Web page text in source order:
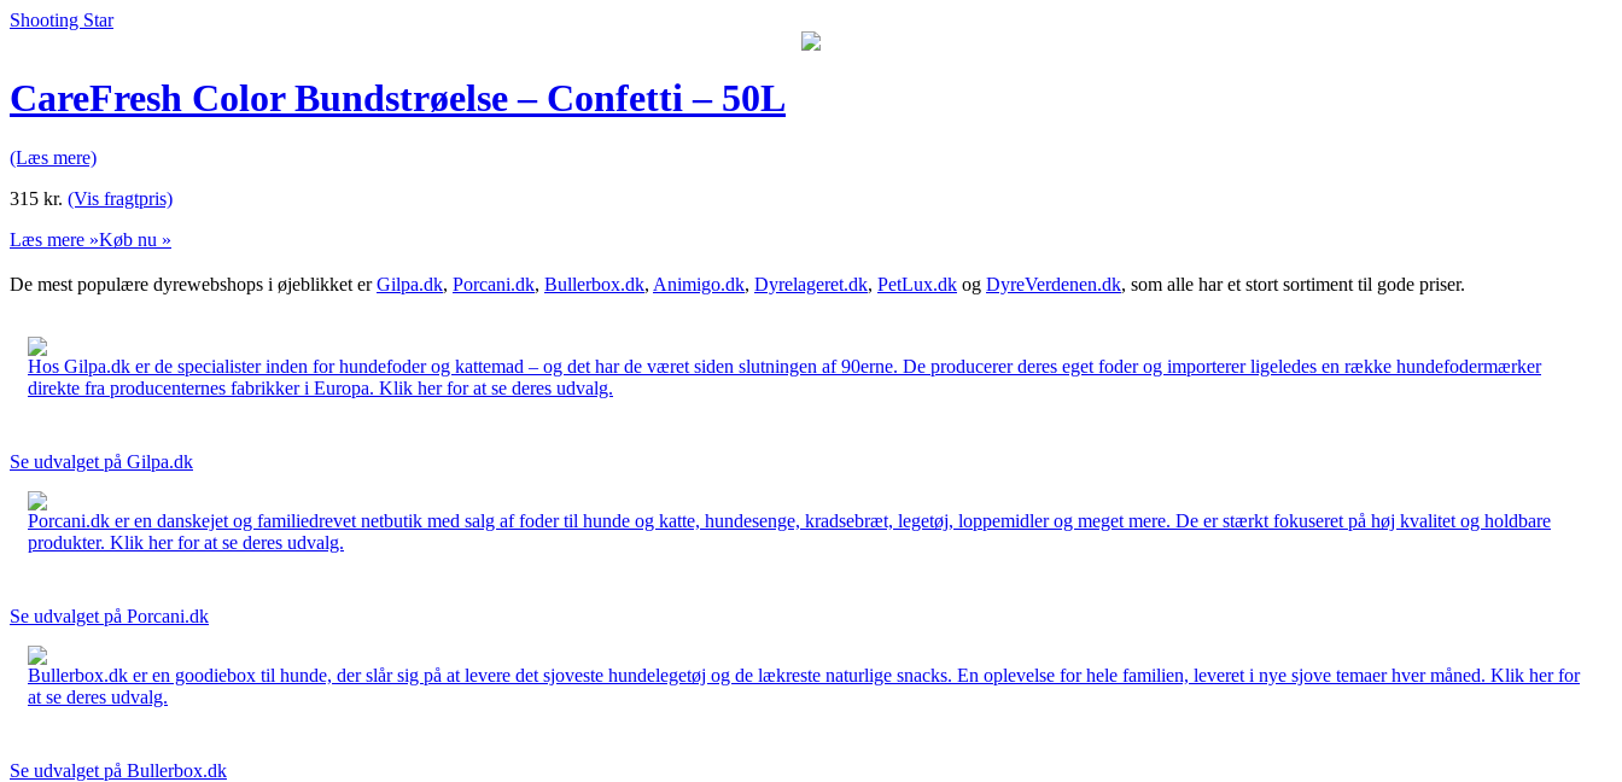
Shooting Star
CareFresh Color Bundstrøelse – Confetti – 50L
(Læs mere)
315 kr. (Vis fragtpris)
Læs mere »Køb nu »
De mest populære dyrewebshops i øjeblikket erGilpa.dk, Porcani.dk, Bullerbox.dk, Animigo.dk, Dyrelageret.dk, PetLux.dk og DyreVerdenen.dk, som alle har et stort sortiment til gode priser.
Hos Gilpa.dk er de specialister inden for hundefoder og kattemad – og det har de været siden slutningen af 90erne. De producerer deres eget foder og importerer ligeledes en række hundefodermærker
direkte fra producenternes fabrikker i Europa. Klik her for at se deres udvalg.
Se udvalget på Gilpa.dk
Porcani.dk er en danskejet og familiedrevet netbutik med salg af foder til hunde og katte, hundesenge, kradsebræt, legetøj, loppemidler og meget mere. De er stærkt fokuseret på høj kvalitet og holdbare
produkter. Klik her for at se deres udvalg.
Se udvalget på Porcani.dk
Bullerbox.dk er en goodiebox til hunde, der slår sig på at levere det sjoveste hundelegetøj og de lækreste naturlige snacks. En oplevelse for hele familien, leveret i nye sjove temaer hver måned. Klik her for
at se deres udvalg.
Se udvalget på Bullerbox.dk